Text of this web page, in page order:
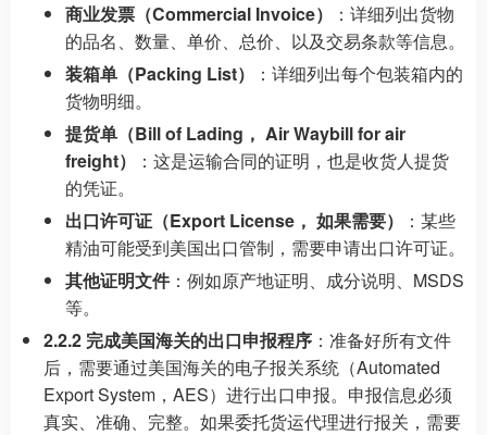
商业发票（Commercial Invoice）
：详细列出货物
的品名、数量、单价、总价、以及交易条款等信息。
装箱单（Packing List）
：详细列出每个包装箱内的
货物明细。
提货单（Bill of Lading， Air Waybill for air
freight）
：这是运输合同的证明，也是收货人提货
的凭证。
出口许可证（Export License， 如果需要）
：某些
精油可能受到美国出口管制，需要申请出口许可证。
其他证明文件：例如原产地证明、成分说明、MSDS
等。
2.2.2 完成美国海关的出口申报程序 ：准备好所有文件
后，需要通过美国海关的电子报关系统（Automated
Export System，AES）进行出口申报。申报信息必须
真实、准确、完整。如果委托货运代理进行报关，需要